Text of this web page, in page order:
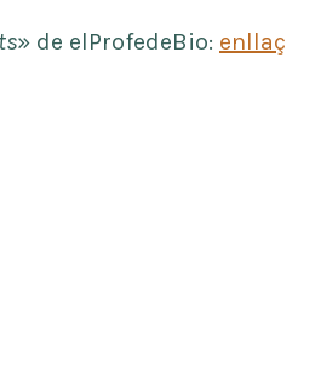
» de elProfedeBio: enllaç